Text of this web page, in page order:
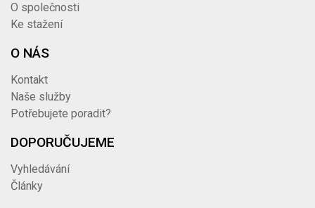
O společnosti
Ke stažení
O NÁS
Kontakt
Naše služby
Potřebujete poradit?
DOPORUČUJEME
Vyhledávání
Články